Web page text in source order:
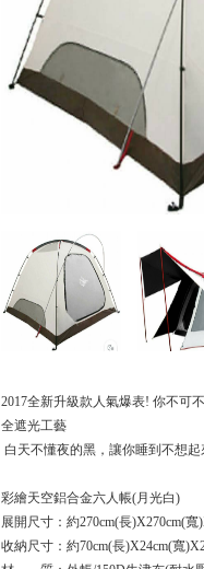
2017全新升級款人氣爆表! 你不可
全遮光工藝
白天不懂夜的黑，讓你睡到不想起
彩繪天空鋁合金六人帳(月光白)
展開尺寸：約270cm(長)X270cm(寬
收納尺寸：約70cm(長)X24cm(寬